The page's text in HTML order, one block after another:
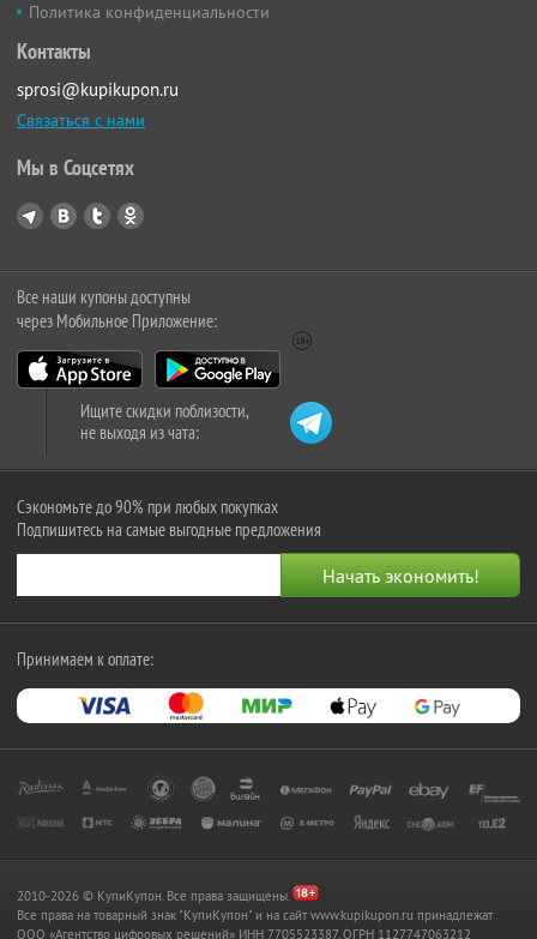
Политика конфиденциальности
Контакты
sprosi@kupikupon.ru
Связаться с нами
Мы в Соцсетях
Все наши купоны доступны
через Мобильное Приложение:
Ищите скидки поблизости,
не выходя из чата:
Сэкономьте до 90% при любых покупках
Подпишитесь на самые выгодные предложения
Принимаем к оплате:
2010-2026 © КупиКупон. Все права защищены.
Все права на товарный знак "КупиКупон" и на сайт www.kupikupon.ru принадлежат
OOO «Агентство цифровых решений» ИНН 7705523387, ОГРН 1127747063212